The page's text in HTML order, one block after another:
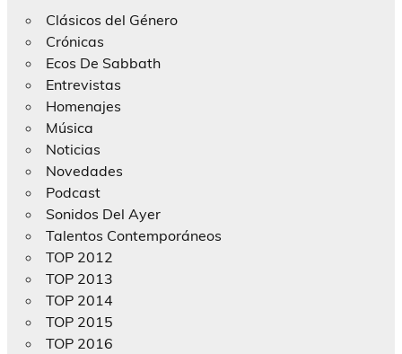
Clásicos del Género
Crónicas
Ecos De Sabbath
Entrevistas
Homenajes
Música
Noticias
Novedades
Podcast
Sonidos Del Ayer
Talentos Contemporáneos
TOP 2012
TOP 2013
TOP 2014
TOP 2015
TOP 2016